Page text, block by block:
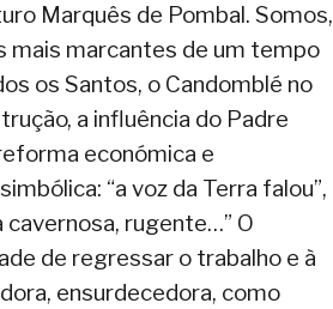
Marquês de Pombal. Somos,
mais marcantes de um tempo
os Santos, o Candomblé no
a influência do Padre
económica e
“a voz da Terra falou”,
rugente…” O
de regressar o trabalho e à
ensurdecedora, como